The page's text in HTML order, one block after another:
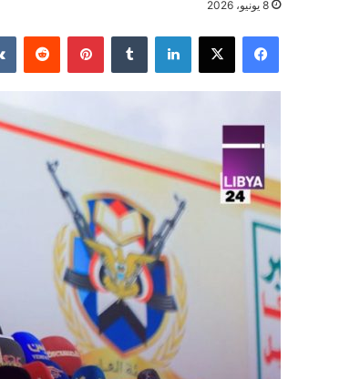
8 يونيو، 2026
فيسبوك ‫X لينكدإن بينتيريست